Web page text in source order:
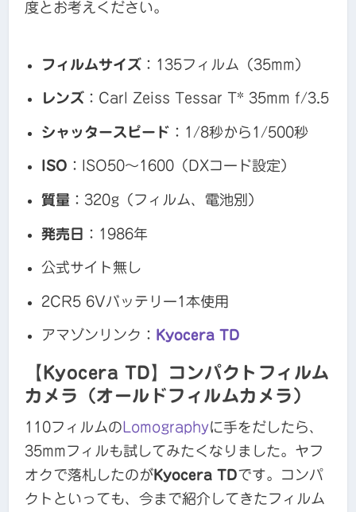
度とお考えください。
フィルムサイズ：135フィルム（35mm）
レンズ：Carl Zeiss Tessar T* 35mm f/3.5
シャッタースピード ：1/8秒から1/500秒
ISO ：ISO50～1600（DXコード設定）
質量 ：320g（フィルム、電池別）
発売日 ：1986年
公式サイト無し
2CR5 6Vバッテリー1本使用
アマゾンリンク： Kyocera TD
【Kyocera TD】コンパクトフィルム
カメラ（オールドフィルムカメラ）
110フィルムの Lomographyに手をだしたら、
35mmフィルも試してみたくなりました。ヤフ
オクで落札したのが Kyocera TDです。コンパ
クトといっても、今まで紹介してきたフィルム